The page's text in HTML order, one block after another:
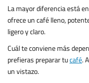
La mayor diferencia está
ofrece un café lleno,
ligero y claro.
Cuál te conviene más
prefieras preparar tucafé.
un vistazo.